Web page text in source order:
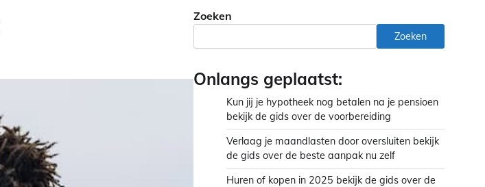
Zoeken
Zoeken
Onlangs geplaatst:
Kun jij je hypotheek nog betalen na je pensioen
bekijk de gids over de voorbereiding
Verlaag je maandlasten door oversluiten bekijk
de gids over de beste aanpak nu zelf
Huren of kopen in 2025 bekijk de gids over de